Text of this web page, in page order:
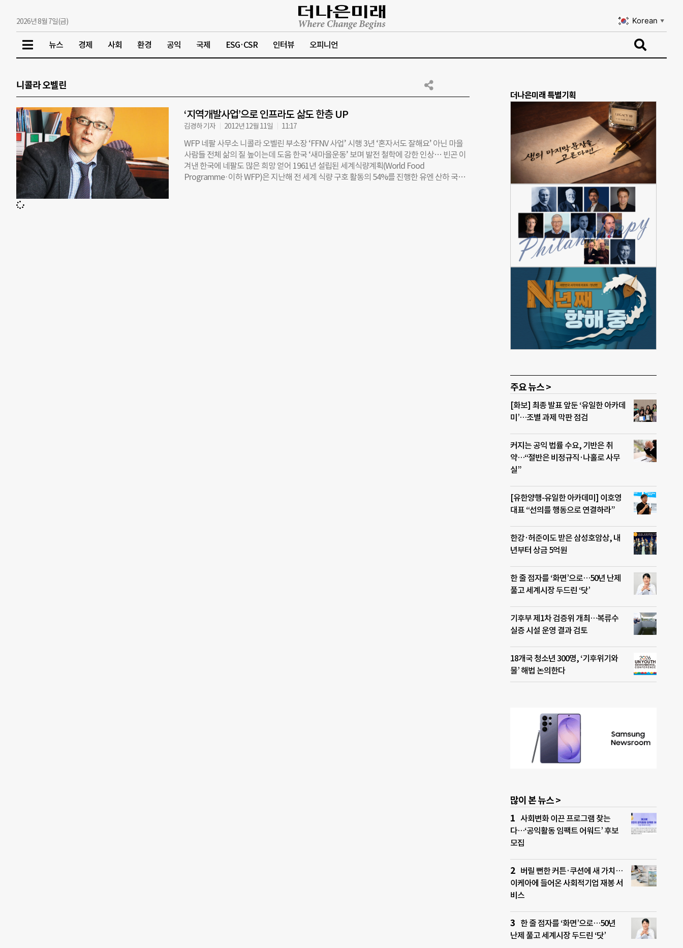
2026년 8월 7일(금) Korean ▼
뉴스 경제 사회 환경 공익 국제 ESG·CSR 인터뷰 오피니언
니콜라 오벨린
‘지역개발사업’으로 인프라도 삶도 한층 UP
김경하 기자 2012년 12월 11일 11:17
WFP 네팔 사무소 니콜라 오벨린 부소장 ‘FFNV 사업’ 시행 3년 ‘혼자서도 잘해요’ 아닌 마을
사람들 전체 삶의 질 높이는데 도움 한국 ‘새마을운동’ 보며 발전 철학에 강한 인상… 빈곤 이
겨낸 한국에 네팔도 많은 희망 얻어 1961년 설립된 세계식량계획(World Food
Programme·이하 WFP)은 지난해 전 세계 식량 구호 활동의 54%를 진행한 유엔 산하 국제
더나은미래 특별기획
주요 뉴스 >
[화보] 최종 발표 앞둔 ‘유일한 아카데
미’…조별 과제 막판 점검
커지는 공익 법률 수요, 기반은 취
약…“절반은 비정규직·나홀로 사무
실”
[유한양행-유일한 아카데미] 이호영
대표 “선의를 행동으로 연결하라”
한강·허준이도 받은 삼성호암상, 내
년부터 상금 5억원
한 줄 점자를 ‘화면’으로…50년 난제
풀고 세계시장 두드린 ‘닷’
기후부 제1차 검증위 개최…복류수
실증 시설 운영 결과 검토
18개국 청소년 300명, ‘기후위기와
물’ 해법 논의한다
많이 본 뉴스 >
사회변화 이끈 프로그램 찾는
다…‘공익활동 임팩트 어워드’ 후보
모집
버릴 뻔한 커튼·쿠션에 새 가치…
이케아에 들어온 사회적기업 재봉 서
비스
한 줄 점자를 ‘화면’으로…50년
난제 풀고 세계시장 두드린 ‘닷’